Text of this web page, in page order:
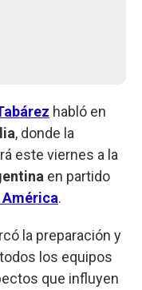
habló en
, donde la
este viernes a la
en partido
América.
la preparación y
los equipos
que influyen